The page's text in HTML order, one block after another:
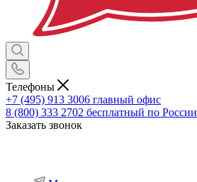
Телефоны
+7 (495) 913 3006 главный офис
8 (800) 333 2702 бесплатный по России
Заказать звонок